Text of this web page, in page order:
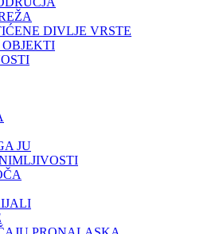
DIVLJE VRSTE
OBJEKTI
JU